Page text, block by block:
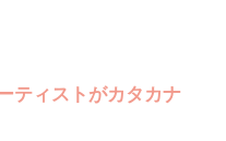
ティストがカタカナ